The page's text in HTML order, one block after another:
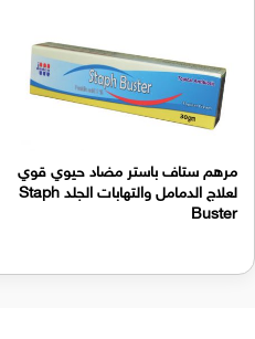
مرهم ستاف باستر مضاد حيوي قوي
لعلاج الدمامل والتهابات الجلد Staph
Buster